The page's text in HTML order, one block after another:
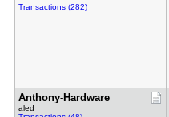
Transactions (282)
Anthony-Ha​rdware
aled